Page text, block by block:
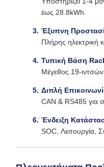
έως 28.8kWh.
Έξυπνη
Πλήρης ηλεκτρική
Τυπική Βάση
Μέγεθος 19-
Διπλή
CAN & RS485 για
Ένδειξη
SOC, Λειτουργία,